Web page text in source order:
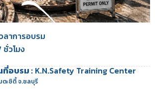
วลาการอบรม
ชั่วโมง
ที่อบรม :K.N.Safety Training Center
ะซิตี้ จ.ชลบุรี